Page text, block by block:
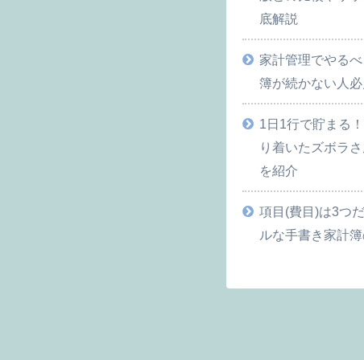
底解説
家計管理でやる
簿が続かない人
1日1行で貯まる
り着いたズボラ
を紹介
項目(費目)は3つ
ルな手書き家計